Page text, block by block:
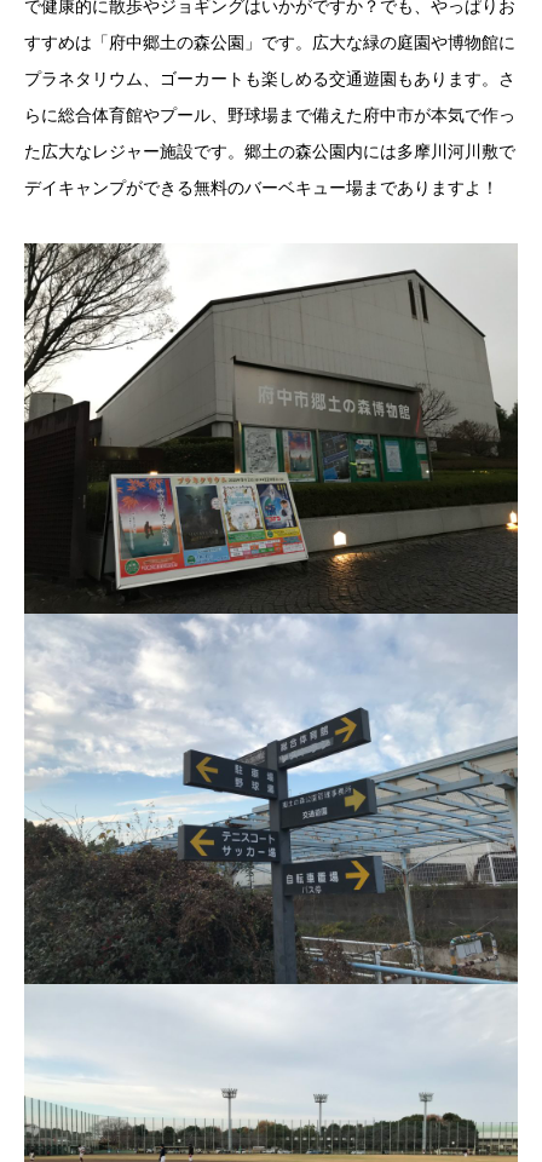
で健康的に散歩やジョギングはいかがですか？でも、やっぱりお
すすめは「府中郷土の森公園」です。広大な緑の庭園や博物館に
プラネタリウム、ゴーカートも楽しめる交通遊園もあります。さ
らに総合体育館やプール、野球場まで備えた府中市が本気で作っ
た広大なレジャー施設です。郷土の森公園内には多摩川河川敷で
デイキャンプができる無料のバーベキュー場までありますよ！